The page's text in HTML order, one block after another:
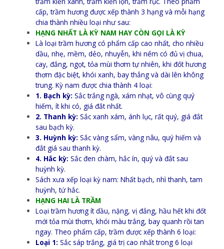
cấp, trầm hương được xếp thành 3 hạng và mỗi hạng
chia thành nhiều loại như sau:
HẠNG NHẤT LÀ KỲ NAM HAY CÒN GỌI LÀ KỲ
Là loại trầm hương có phẩm cấp cao nhất, cho nhiều
dầu, nhẹ, mềm, dẻo, nhuyễn, khi nếm có đủ vị chua,
cay, đắng, ngọt, tỏa mùi thơm tự nhiên, khi đốt hương
thơm đặc biệt, khói xanh, bay thẳng và dài lên không
trung. Kỳ nam được chia thành 4 loại:
1. Bạch kỳ: Sắc trắng ngà, xám nhạt, vô cùng quý
hiếm, ít khi có, giá đắt nhất.
2. Thanh kỳ: Sắc xanh xám, ánh lục, rất quý, giá đắt
sau bạch kỳ.
3. Huỳnh kỳ: Sắc vàng sẩm, vàng nâu, quý hiếm và
đắt giá sau thanh kỳ.
4. Hắc kỳ: Sắc đen chàm, hắc ín, quý và đắt sau
huỳnh kỳ.
Sách xưa xếp loại kỳ nam: Nhất bạch, nhì thanh, tam
huỳnh, tứ hắc.
HẠNG HAI LÀ TRẦM
Loại trầm hương ít dầu, nặng, vị đắng, hầu hết khi đốt
mới tỏa mùi thơm, khói màu trắng, bay quanh rồi tan
ngay. Theo phẩm cấp, trầm được xếp thành 6 loại:
Loại 1: Sắc sáp trắng, giá trị cao nhất trong 6 loại